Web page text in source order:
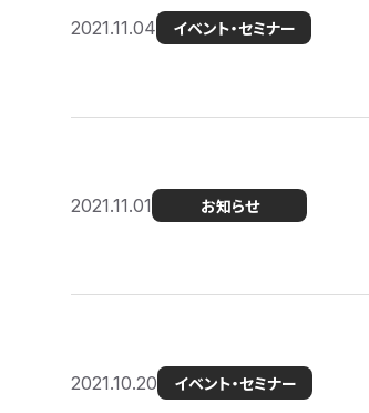
2021.11.04 イベント・セミナー
2021.11.01 お知らせ
2021.10.20 イベント・セミナー